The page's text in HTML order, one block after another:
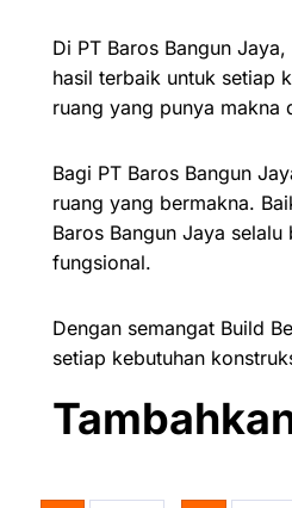
Di PT Baros Bangun
hasil terbaik untuk setiap
ruang yang punya makna
Bagi PT Baros Bangun
ruang yang bermakna.
Baros Bangun Jaya
fungsional.
Dengan semangat Build
setiap kebutuhan